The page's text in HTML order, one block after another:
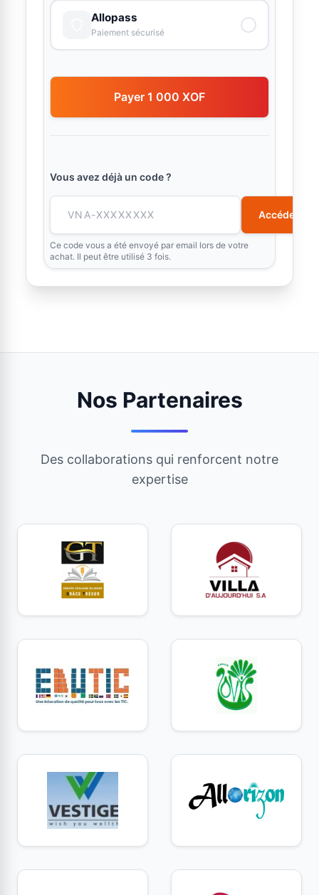
Allopass
Paiement sécurisé
Payer 1 000 XOF
Vous avez déjà un code ?
Accéder
Ce code vous a été envoyé par email lors de votre
achat. Il peut être utilisé 3 fois.
Nos Partenaires
Des collaborations qui renforcent notre
expertise